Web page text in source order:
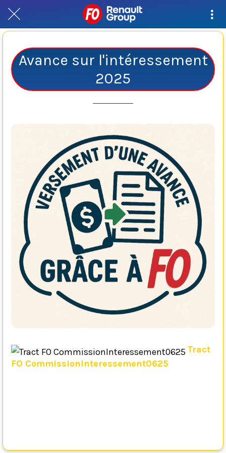
Avance sur l'intéressement
2025
Tract
FO CommissionInteressement0625